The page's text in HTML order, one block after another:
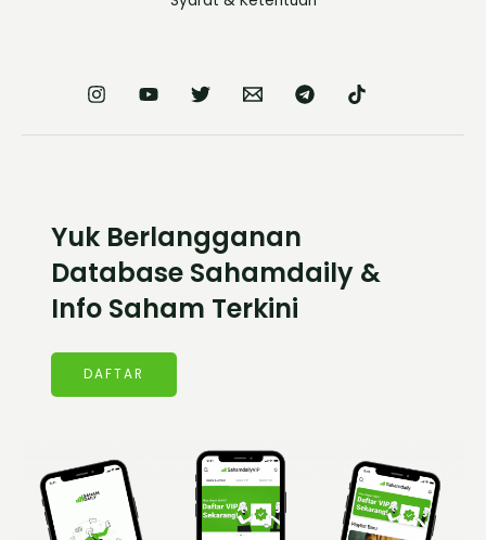
Yuk Berlangganan
Database Sahamdaily &
Info Saham Terkini
DAFTAR